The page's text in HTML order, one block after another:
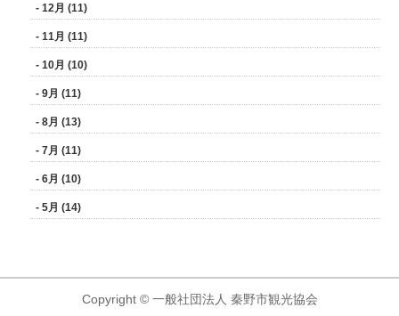
- 12月 (11)
- 11月 (11)
- 10月 (10)
- 9月 (11)
- 8月 (13)
- 7月 (11)
- 6月 (10)
- 5月 (14)
Copyright © 一般社団法人 秦野市観光協会